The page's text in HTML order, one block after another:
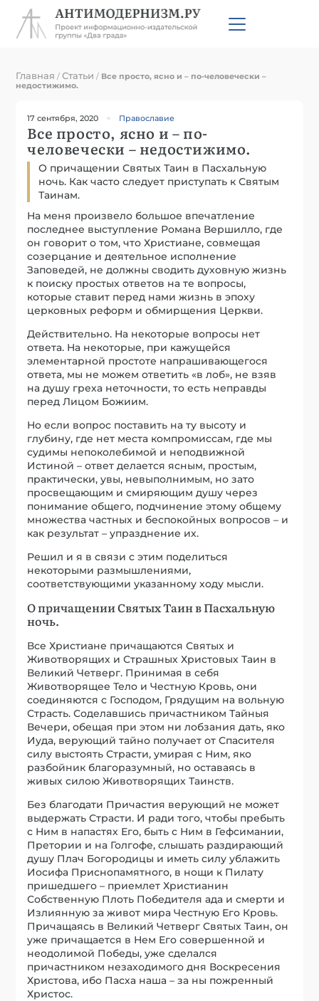
Главная /Статьи / Все просто, ясно и – по-человечески –
недостижимо.
17 сентября, 2020 Православие
Все просто, ясно и – по-
человечески – недостижимо.
О причащении Святых Таин в Пасхальную
ночь. Как часто следует приступать к Святым
Таинам.
На меня произвело большое впечатление
последнее выступление Романа Вершилло, где
он говорит о том, что Христиане, совмещая
созерцание и деятельное исполнение
Заповедей, не должны сводить духовную жизнь
к поиску простых ответов на те вопросы,
которые ставит перед нами жизнь в эпоху
церковных реформ и обмирщения Церкви.
Действительно. На некоторые вопросы нет
ответа. На некоторые, при кажущейся
элементарной простоте напрашивающегося
ответа, мы не можем ответить «в лоб», не взяв
на душу греха неточности, то есть неправды
перед Лицом Божиим.
Но если вопрос поставить на ту высоту и
глубину, где нет места компромиссам, где мы
судимы непоколебимой и неподвижной
Истиной – ответ делается ясным, простым,
практически, увы, невыполнимым, но зато
просвещающим и смиряющим душу через
понимание общего, подчинение этому общему
множества частных и беспокойных вопросов – и
как результат – упразднение их.
Решил и я в связи с этим поделиться
некоторыми размышлениями,
соответствующими указанному ходу мысли.
О причащении Святых Таин в Пасхальную
ночь.
Все Христиане причащаются Святых и
Животворящих и Страшных Христовых Таин в
Великий Четверг. Принимая в себя
Животворящее Тело и Честную Кровь, они
соединяются с Господом, Грядущим на вольную
Страсть. Соделавшись причастником Тайныя
Вечери, обещая при этом ни лобзания дать, яко
Иуда, верующий тайно получает от Спасителя
силу выстоять Страсти, умирая с Ним, яко
разбойник благоразумный, но оставаясь в
живых силою Животворящих Таинств.
Без благодати Причастия верующий не может
выдержать Страсти. И ради того, чтобы пребыть
с Ним в напастях Его, быть с Ним в Гефсимании,
Претории и на Голгофе, слышать раздирающий
душу Плач Богородицы и иметь силу ублажить
Иосифа Приснопамятного, в нощи к Пилату
пришедшего – приемлет Христианин
Собственную Плоть Победителя ада и смерти и
Излиянную за живот мира Честную Его Кровь.
Причащаясь в Великий Четверг Святых Таин, он
уже причащается в Нем Его совершенной и
неодолимой Победы, уже сделался
причастником незаходимого дня Воскресения
Христова, ибо Пасха наша – за ны пожренный
Христос.